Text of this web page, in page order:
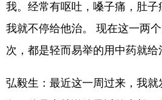
我。经常有呕吐，嗓子痛，肚子
我就不停给他治。 现在这一两
次，都是轻而易举的用中药就给
弘毅生：最近这一周过来，我